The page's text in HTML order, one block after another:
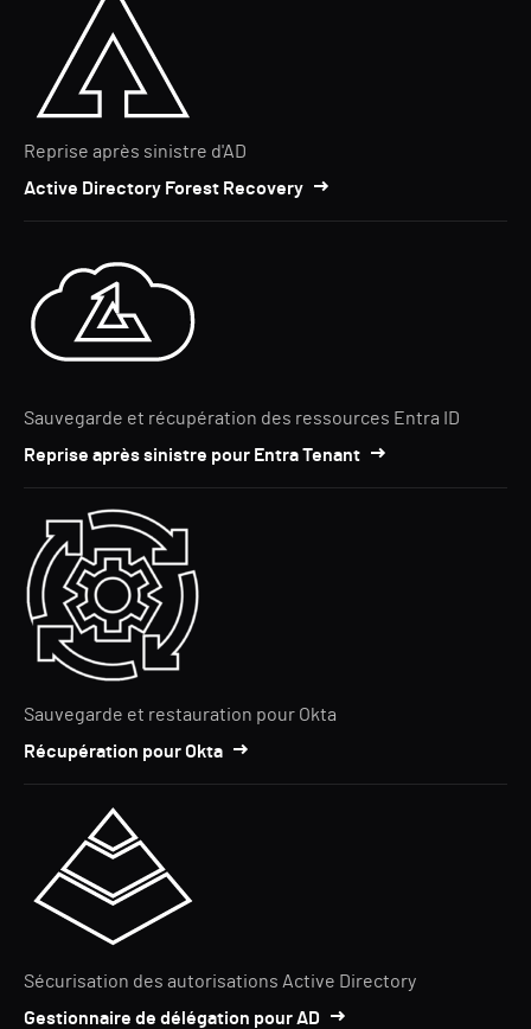
Reprise après sinistre d'AD
Active Directory Forest Recovery
Sauvegarde et récupération des ressources Entra ID
Reprise après sinistre pour Entra Tenant
Sauvegarde et restauration pour Okta
Récupération pour Okta
Sécurisation des autorisations Active Directory
Gestionnaire de délégation pour AD